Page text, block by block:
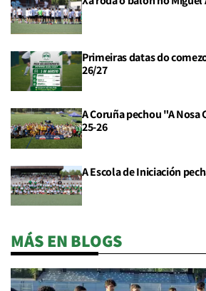
Primeiras datas do
26/27
A Coruña pechou "A
25-26
A Escola de Iniciación
MÁS EN BLOGS